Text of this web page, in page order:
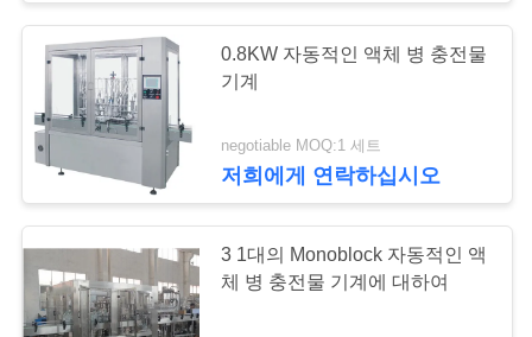
투
질
관
회전하는 우우병 채
우는 선
0.8KW 자동적인 액체 병 충전물
기계
negotiable MOQ:1 세트
저희에게 연락하십시오
3 1대의 Monoblock 자동적인 액
체 병 충전물 기계에 대하여